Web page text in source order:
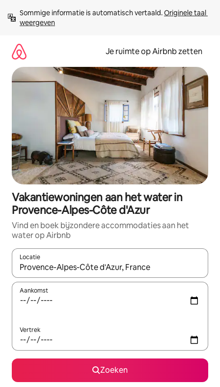
direct
naar
Sommige informatie is automatisch vertaald. Originele taal
weergeven
Je ruimte op Airbnb zetten
Vakantiewoningen aan het water in
Provence-Alpes-Côte d'Azur
Vind en boek bijzondere accommodaties aan het
water op Airbnb
Locatie
Wanneer er suggesties beschikbaar zijn, maak je een keuze
Aankomst
Vertrek
Zoeken